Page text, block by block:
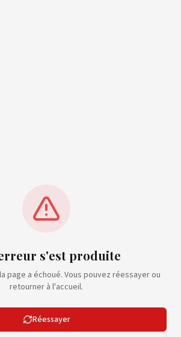
s'est produite
page a échoué. Vous pouvez réessayer ou
retourner à l'accueil.
Réessayer